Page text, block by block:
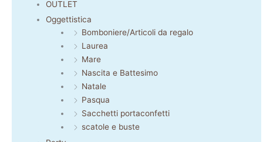
OUTLET
Oggettistica
Bomboniere/Articoli da regalo
Laurea
Mare
Nascita e Battesimo
Natale
Pasqua
Sacchetti portaconfetti
scatole e buste